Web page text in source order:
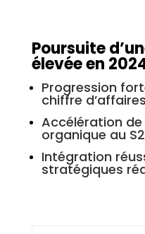
Poursuite
élevée en
Progression
chiffre
Accélération
organique au
Intégration
stratégiques